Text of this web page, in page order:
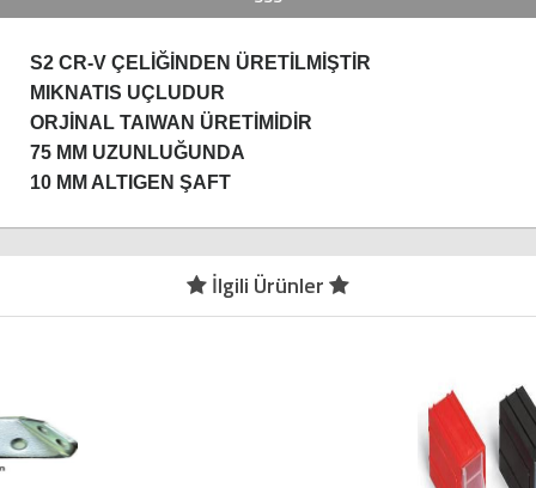
S2 CR-V ÇELİĞİNDEN ÜRETİLMİŞTİR
MIKNATIS UÇLUDUR
ORJİNAL TAIWAN ÜRETİMİDİR
75 MM UZUNLUĞUNDA
10 MM ALTIGEN ŞAFT
İlgili Ürünler